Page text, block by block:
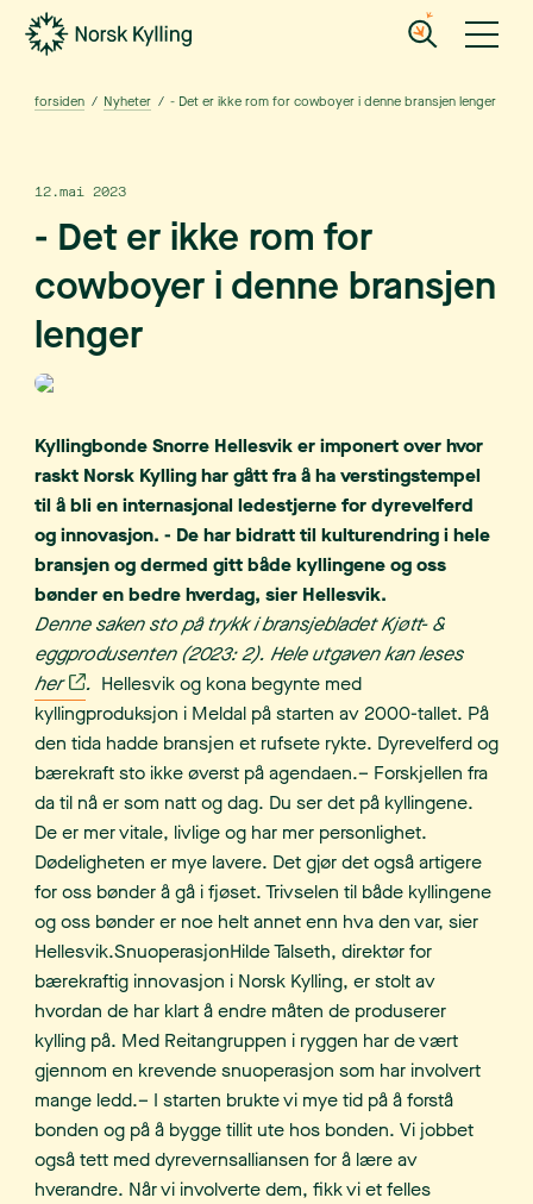
Gå til hovedinnholdet
Gå til menyen
forsiden / Nyheter / - Det er ikke rom for cowboyer i denne bransjen lenger
12.mai 2023
- Det er ikke rom for
cowboyer i denne bransjen
lenger
Kyllingbonde Snorre Hellesvik er imponert over hvor
raskt Norsk Kylling har gått fra å ha verstingstempel
til å bli en internasjonal ledestjerne for dyrevelferd
og innovasjon. - De har bidratt til kulturendring i hele
bransjen og dermed gitt både kyllingene og oss
bønder en bedre hverdag, sier Hellesvik.
Denne saken sto på trykk i bransjebladet Kjøtt- &
eggprodusenten (2023: 2). Hele utgaven kan leses
her
. Hellesvik og kona begynte med
kyllingproduksjon i Meldal på starten av 2000-tallet. På
den tida hadde bransjen et rufsete rykte. Dyrevelferd og
bærekraft sto ikke øverst på agendaen.– Forskjellen fra
da til nå er som natt og dag. Du ser det på kyllingene.
De er mer vitale, livlige og har mer personlighet.
Dødeligheten er mye lavere. Det gjør det også artigere
for oss bønder å gå i fjøset. Trivselen til både kyllingene
og oss bønder er noe helt annet enn hva den var, sier
Hellesvik.SnuoperasjonHilde Talseth, direktør for
bærekraftig innovasjon i Norsk Kylling, er stolt av
hvordan de har klart å endre måten de produserer
kylling på. Med Reitangruppen i ryggen har de vært
gjennom en krevende snuoperasjon som har involvert
mange ledd.– I starten brukte vi mye tid på å forstå
bonden og på å bygge tillit ute hos bonden. Vi jobbet
også tett med dyrevernsalliansen for å lære av
hverandre. Når vi involverte dem, fikk vi et felles